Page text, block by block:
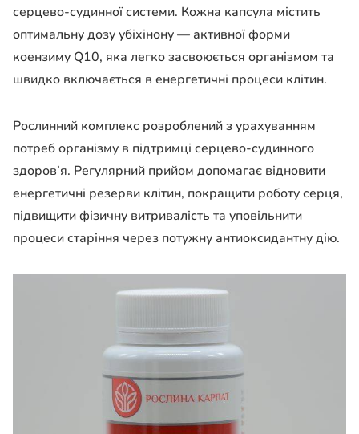
серцево-судинної системи. Кожна капсула містить
оптимальну дозу убіхінону — активної форми
коензиму Q10, яка легко засвоюється організмом та
швидко включається в енергетичні процеси клітин.
Рослинний комплекс розроблений з урахуванням
потреб організму в підтримці серцево-судинного
здоров’я. Регулярний прийом допомагає відновити
енергетичні резерви клітин, покращити роботу серця,
підвищити фізичну витривалість та уповільнити
процеси старіння через потужну антиоксидантну дію.